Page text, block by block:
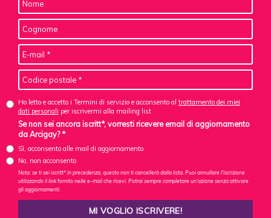
Ho letto e accetto i Termini di servizio e acconsento al trattamento dei miei
dati personali per iscrivermi alla mailing list
Se non sei ancora iscritt*, vorresti ricevere email di aggiornamento
da Arcigay? *
Sì, acconsento alle mail di aggiornamento
No, non acconsento
Nota: se ti sei iscritt* in precedenza, questo non ti cancellerà dalla lista. Puoi annullare l'iscrizione
utilizzando il link fornito nelle e-mail che ricevi. Potrai sempre completare un'azione senza attivare
gli aggiornamenti.